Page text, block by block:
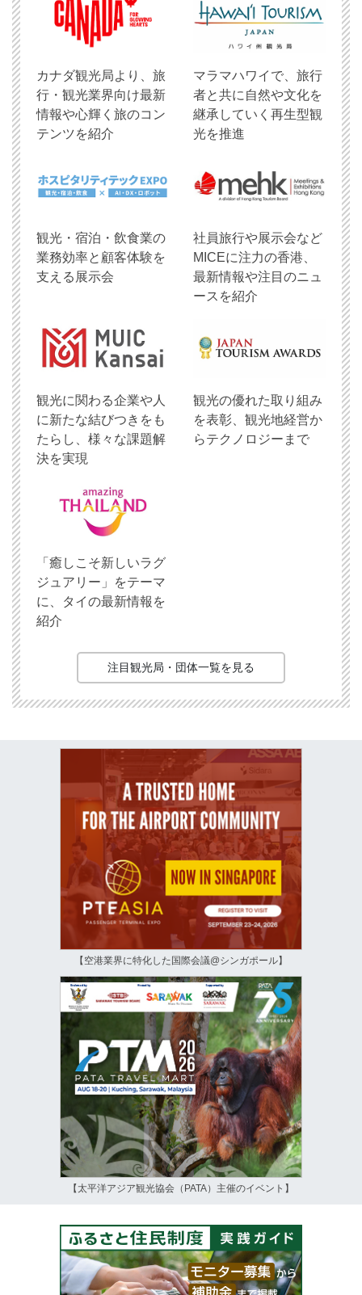
​カナダ観光局より、旅
行・観光業界向け最新
情報や心輝く旅のコン
テンツを紹介
マラマハワイで、旅行
者と共に自然や文化を
継承していく再生型観
光を推進
観光・宿泊・飲食業の
業務効率と顧客体験を
支える展示会
社員旅行や展示会など
MICEに注力の香港、
最新情報や注目のニュ
ースを紹介
観光に関わる企業や人
に新たな結びつきをも
たらし、様々な課題解
決を実現
観光の優れた取り組み
を表彰、観光地経営か
らテクノロジーまで
「癒しこそ新しいラグ
ジュアリー」をテーマ
に、タイの最新情報を
紹介
注目観光局・団体一覧を見る
【空港業界に特化した国際会議@シンガポール】
【太平洋アジア観光協会（PATA）主催のイベント】